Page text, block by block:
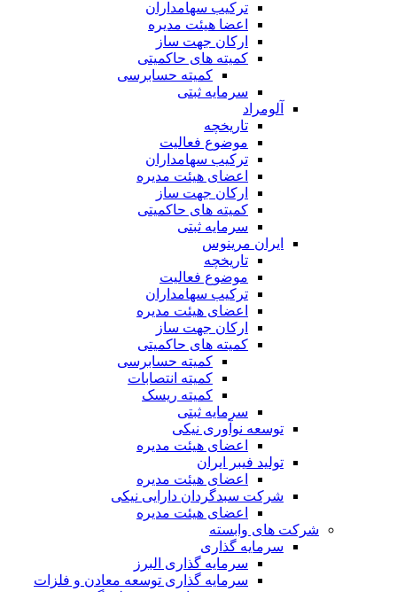
ترکیب سهامداران
اعضا هیئت مدیره
ارکان جهت ساز
کمیته های حاکمیتی
کمیته حسابرسی
سرمایه ثبتی
آلومراد
تاریخچه
موضوع فعالیت
ترکیب سهامداران
اعضای هیئت مدیره
ارکان جهت ساز
کمیته های حاکمیتی
سرمایه ثبتی
ایران مرینوس
تاریخچه
موضوع فعالیت
ترکیب سهامداران
اعضای هیئت مدیره
ارکان جهت ساز
کمیته های حاکمیتی
کمیته حسابرسی
کمیته انتصابات
کمیته ریسک
سرمایه ثبتی
توسعه نوآوری نیکی
اعضای هیئت مدیره
تولید فیبر ایران
اعضای هیئت مدیره
شرکت سبدگردان دارایی نیکی
اعضای هیئت مدیره
شرکت های وابسته
سرمایه گذاری
سرمایه گذاری البرز
سرمایه گذاری توسعه معادن و فلزات